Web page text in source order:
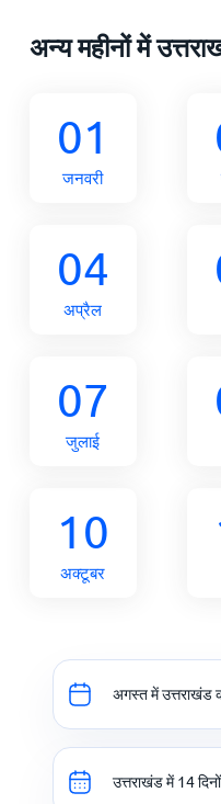
अन्य महीनों में
01
जनवरी
04
अप्रैल
07
जुलाई
10
अक्टूबर
अगस्त में उत्तराखंड
उत्तराखंड में 14